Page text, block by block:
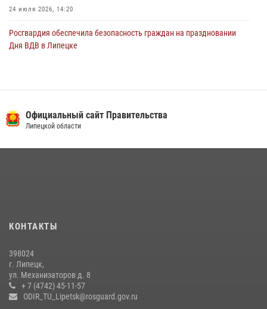
24 июля 2026, 14:20
Росгвардия обеспечила безопасность граждан на праздновании
Дня ВДВ в Липецке
28 июля 2026, 14:38 4
20 июля 2026, 12:22
Липецке
17 июля 2026, 12:26 5
Официальный сайт Правительства
Липецкой области
КОНТАКТЫ
398024
г. Липецк,
ул. Механизаторов д. 8
+ 7 (4742) 45-11-57
ODIR_TU_Lipetsk@rosguard.gov.ru